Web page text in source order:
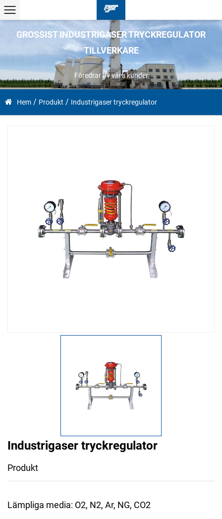
GROSSIST INDUSTRIGASER TRYCKREGULATOR
TILLVERKARE
Föredrar av våra kunder
Hem / Produkt / Industrigaser tryckregulator
Industrigaser tryckregulator
Produkt
Lämpliga media: O2, N2, Ar, NG, CO2